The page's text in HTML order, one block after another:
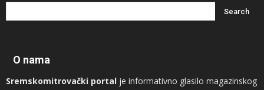
O nama
Sremskomitrovački portal je informativno glasilo magazinskog